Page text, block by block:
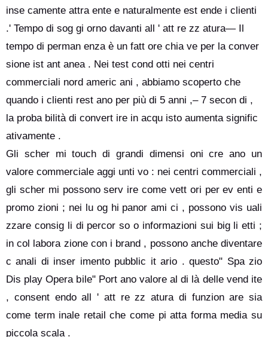
inse camente attra ente e naturalmente est ende i clienti
.' Tempo di sog gi orno davanti all ' att re zz atura— Il
tempo di perman enza è un fatt ore chia ve per la conver
sione ist ant anea . Nei test cond otti nei centri
commerciali nord americ ani , abbiamo scoperto che
quando i clienti rest ano per più di 5 anni ,– 7 secon di ,
la proba bilità di convert ire in acqu isto aumenta signific
ativamente .
Gli scher mi touch di grandi dimensi oni cre ano un
valore commerciale aggi unti vo : nei centri commerciali ,
gli scher mi possono serv ire come vett ori per ev enti e
promo zioni ; nei lu og hi panor ami ci , possono vis uali
zzare consig li di percor so o informazioni sui big li etti ;
in col labora zione con i brand , possono anche diventare
c anali di inser imento pubblic it ario . questo" Spa zio
Dis play Opera bile" Port ano valore al di là delle vend ite
, consent endo all ' att re zz atura di funzion are sia
come term inale retail che come pi atta forma media su
piccola scala .